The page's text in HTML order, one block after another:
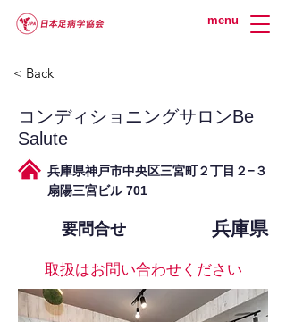
menu
< Back
コンディショニングサロンBe
Salute
兵庫県神戸市中央区三宮町２丁目２−３
扇陽三宮ビル 701
要問合せ 兵庫県
取扱はお問い合わせください